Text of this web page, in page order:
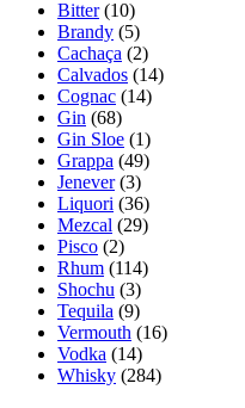
Bitter (10)
Brandy (5)
Cachaça (2)
Calvados (14)
Cognac (14)
Gin (68)
Gin Sloe (1)
Grappa (49)
Jenever (3)
Liquori (36)
Mezcal (29)
Pisco (2)
Rhum (114)
Shochu (3)
Tequila (9)
Vermouth (16)
Vodka (14)
Whisky (284)